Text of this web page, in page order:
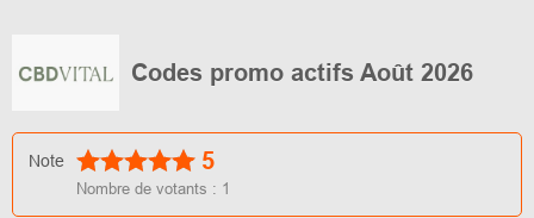
Codes promo actifs Août 2026
Note 5
Nombre de votants : 1